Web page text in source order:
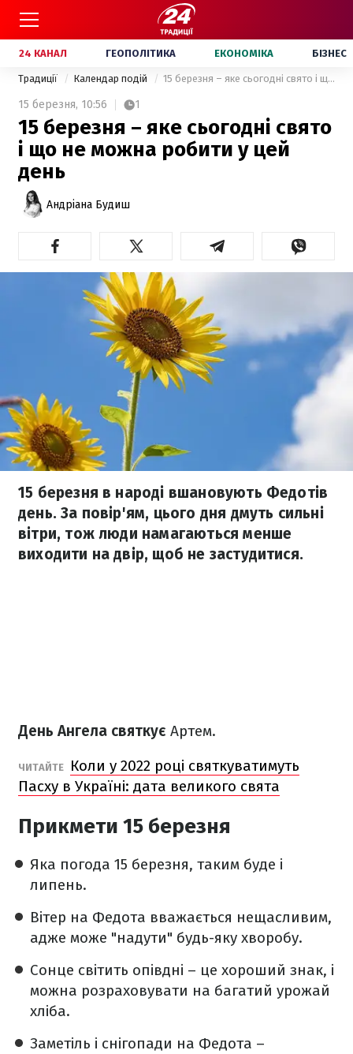
24 КАНАЛ ГЕОПОЛІТИКА ЕКОНОМІКА БІЗНЕС
Традиції Календар подій 15 березня – яке сьогодні свято і що не можна робити у цей день
15 березня, 10:56 1
15 березня – яке сьогодні свято
і що не можна робити у цей
день
Андріана Будиш
15 березня в народі вшановують Федотів
день. За повір'ям, цього дня дмуть сильні
вітри, тож люди намагаються менше
виходити на двір, щоб не застудитися.
День Ангела святкує Артем.
ЧИТАЙТЕ
Коли у 2022 році святкуватимуть
Пасху в Україні: дата великого свята
Прикмети 15 березня
Яка погода 15 березня, таким буде і
липень.
Вітер на Федота вважається нещасливим,
адже може "надути" будь-яку хворобу.
Сонце світить опівдні – це хороший знак, і
можна розраховувати на багатий урожай
хліба.
Заметіль і снігопади на Федота –